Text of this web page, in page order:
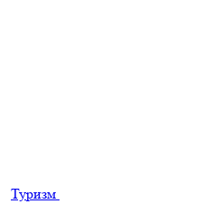
Туризм